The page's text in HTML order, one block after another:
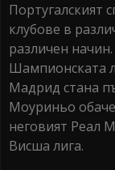
Португалският
клубове в
различен
Шампионската
Мадрид стана
Моуриньо
неговият Реал
Висша лига.